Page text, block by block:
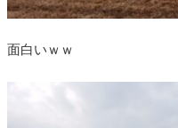
面白いｗｗ